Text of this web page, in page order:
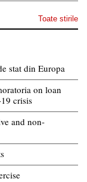
Toate stirile
stat din Europa
on loan
crisis
and non-